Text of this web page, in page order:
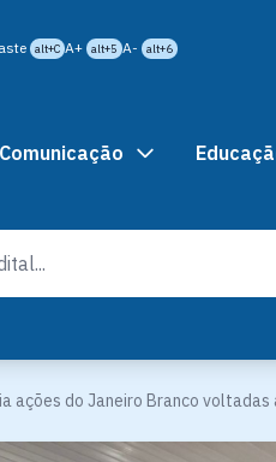
alt+C A+ alt+5 A- alt+6
Comunicação
ações do Janeiro Branco